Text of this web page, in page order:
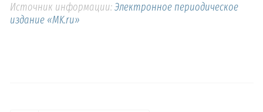
Источник информации:Электронное периодическое
издание «MK.ru»